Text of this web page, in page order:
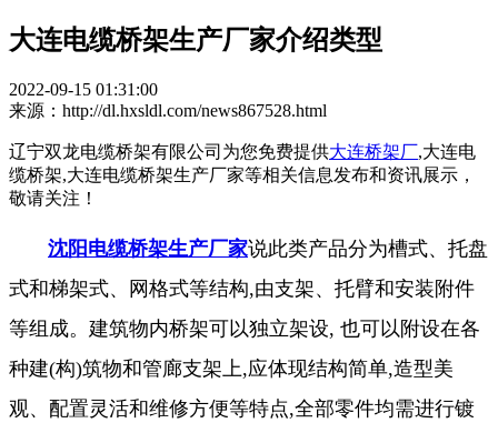
大连电缆桥架生产厂家介绍类型
2022-09-15 01:31:00
来源：http://dl.hxsldl.com/news867528.html
辽宁双龙电缆桥架有限公司为您免费提供大连桥架厂,大连电
缆桥架,大连电缆桥架生产厂家等相关信息发布和资讯展示，
敬请关注！
沈阳电缆桥架生产厂家说此类产品分为槽式、托盘
式和梯架式、网格式等结构,由支架、托臂和安装附件
等组成。建筑物内桥架可以独立架设, 也可以附设在各
种建(构)筑物和管廊支架上,应体现结构简单,造型美
观、配置灵活和维修方便等特点,全部零件均需进行镀